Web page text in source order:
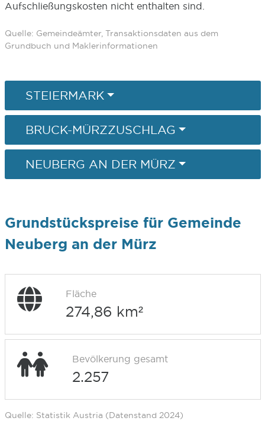
Aufschließungskosten nicht enthalten sind.
Quelle: Gemeindeämter, Transaktionsdaten aus dem
Grundbuch und Maklerinformationen
STEIERMARK
BRUCK-MÜRZZUSCHLAG
NEUBERG AN DER MÜRZ
Grundstückspreise für Gemeinde
Neuberg an der Mürz
Fläche
274,86 km²
Bevölkerung gesamt
2.257
Quelle: Statistik Austria (Datenstand 2024)